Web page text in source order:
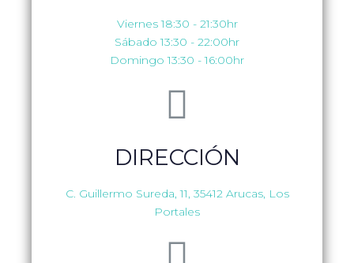
Viernes 18:30 - 21:30hr
Sábado 13:30 - 22:00hr
Domingo 13:30 - 16:00hr
DIRECCIÓN
C. Guillermo Sureda, 11, 35412 Arucas, Los
Portales